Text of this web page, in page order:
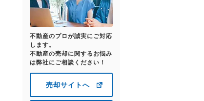
不動産のプロが誠実にご対応
します。
不動産の売却に関するお悩み
は弊社にご相談ください！
売却サイトへ